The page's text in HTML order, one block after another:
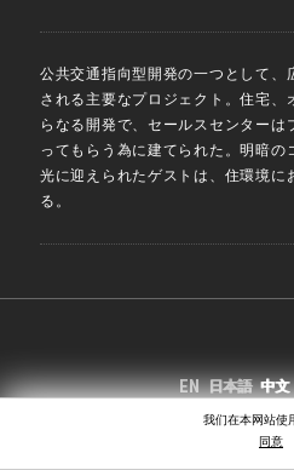
公共交通指向型開発の一つとして、
される主要なプロジェクト。住宅、
らなる開発で、セールスセンターは
ってもらう為に建てられた。明暗の
光に迎えられたゲストは、住環境に
る。
EN 日本語 中文
COPYRIGHT © LIGHTING
我们在本网站使
同意